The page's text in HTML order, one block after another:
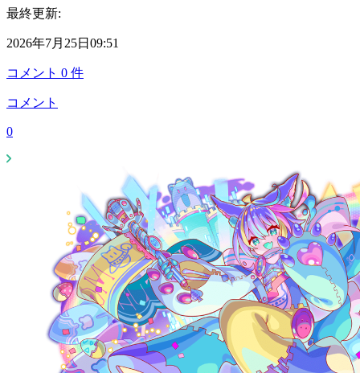
最終更新:
2026年7月25日09:51
コメント 0 件
コメント
0